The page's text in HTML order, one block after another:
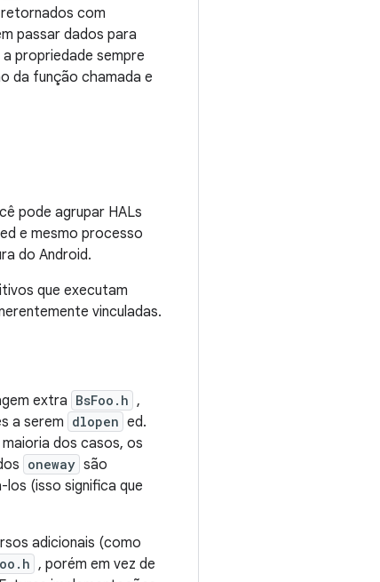
com
passar dados para
propriedade sempre
da função chamada e
pode agrupar HALs
e mesmo processo
do Android.
que executam
vinculadas.
extra BsFoo.h ,
a serem dlopen ed.
dos casos, os
oneway são
(isso significa que
adicionais (como
, porém em vez de